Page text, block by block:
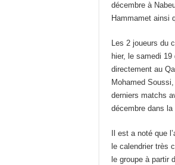
décembre à
Hammamet ainsi
Les 2 joueurs du
hier, le samedi
directement au
Mohamed
derniers matchs
décembre dans la
Il est a noté que
le calendrier très
le groupe à partir